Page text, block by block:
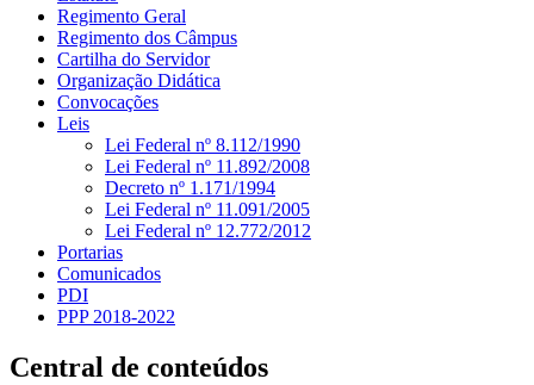
Regimento Geral
Regimento dos Câmpus
Cartilha do Servidor
Organização Didática
Convocações
Leis
Lei Federal nº 8.112/1990
Lei Federal nº 11.892/2008
Decreto nº 1.171/1994
Lei Federal nº 11.091/2005
Lei Federal nº 12.772/2012
Portarias
Comunicados
PDI
PPP 2018-2022
Central de conteúdos